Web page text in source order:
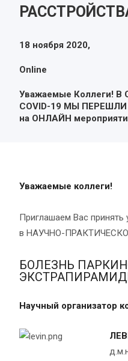
18 ноября 2020,
Online
Уважаемые Коллеги!
COVID-19 МЫ
на ОНЛАЙН
Уважаемые коллеги!
Приглашаем Вас принять
в НАУЧНО-
БОЛЕЗНЬ
Научный организатор